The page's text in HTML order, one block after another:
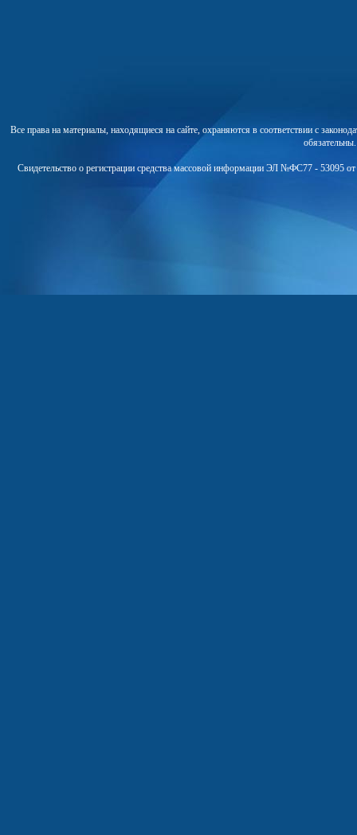
Все права на материалы, находящиеся на сайте, охраняются в соответствии с
Свидетельство о регистрации средства массовой информации ЭЛ №ФС77 - 53095